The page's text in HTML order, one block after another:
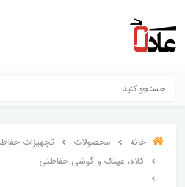
خانه محصولات
تجهیزات
کلاه، عینک و گوشی حفاظتی